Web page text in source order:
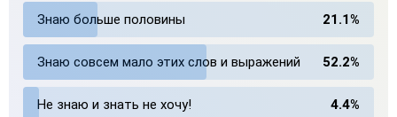
Знаю больше половины 21.1%
Знаю совсем мало этих слов и выражений 52.2%
Не знаю и знать не хочу! 4.4%